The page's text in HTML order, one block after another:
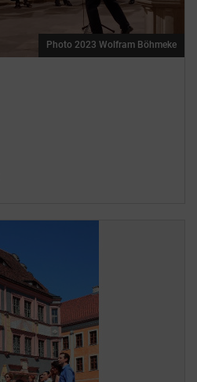
Photo 2023 Wolfram Böhmeke